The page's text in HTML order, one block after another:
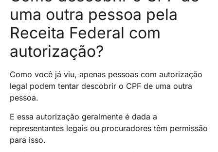
uma outra pessoa pela
Receita Federal com
autorização?
Como você já viu, apenas pessoas com autorização
legal podem tentar descobrir o CPF de uma outra
pessoa.
E essa autorização geralmente é dada a
representantes legais ou procuradores têm permissão
para isso.